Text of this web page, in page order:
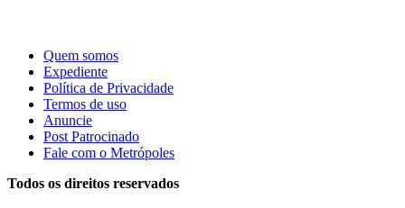
Quem somos
Expediente
Política de Privacidade
Termos de uso
Anuncie
Post Patrocinado
Fale com o Metrópoles
Todos os direitos reservados